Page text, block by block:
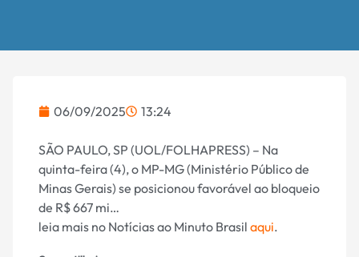
06/09/2025 13:24
SÃO PAULO, SP (UOL/FOLHAPRESS) – Na
quinta-feira (4), o MP-MG (Ministério Público de
Minas Gerais) se posicionou favorável ao bloqueio
de R$ 667 mi…
leia mais no Notícias ao Minuto Brasil aqui.